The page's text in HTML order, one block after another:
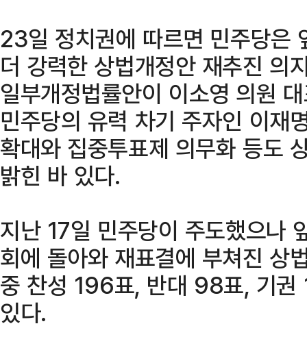
23일 정치권에 따르면 민주당은
더 강력한 상법개정안 재추진 의
일부개정법률안이 이소영 의원
민주당의 유력 차기 주자인 이재
확대와 집중투표제 의무화 등도
밝힌 바 있다.
지난 17일 민주당이 주도했으나
회에 돌아와 재표결에 부쳐진 상
중 찬성 196표, 반대 98표, 기권
있다.